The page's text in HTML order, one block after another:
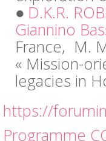
D.K.R.
Giannino
France, M.
« Mission-
legacies in
https://
Programme